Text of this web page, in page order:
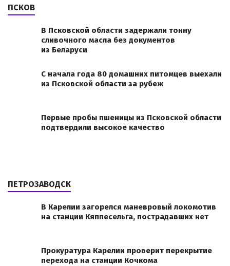
ПСКОВ
В Псковской области задержали тонну
сливочного масла без документов
из Беларуси
С начала года 80 домашних питомцев выехали
из Псковской области за рубеж
Первые пробы пшеницы из Псковской области
подтвердили высокое качество
ПЕТРОЗАВОДСК
В Карелии загорелся маневровый локомотив
на станции Кяппесельга, пострадавших нет
Прокуратура Карелии проверит перекрытие
перехода на станции Кочкома